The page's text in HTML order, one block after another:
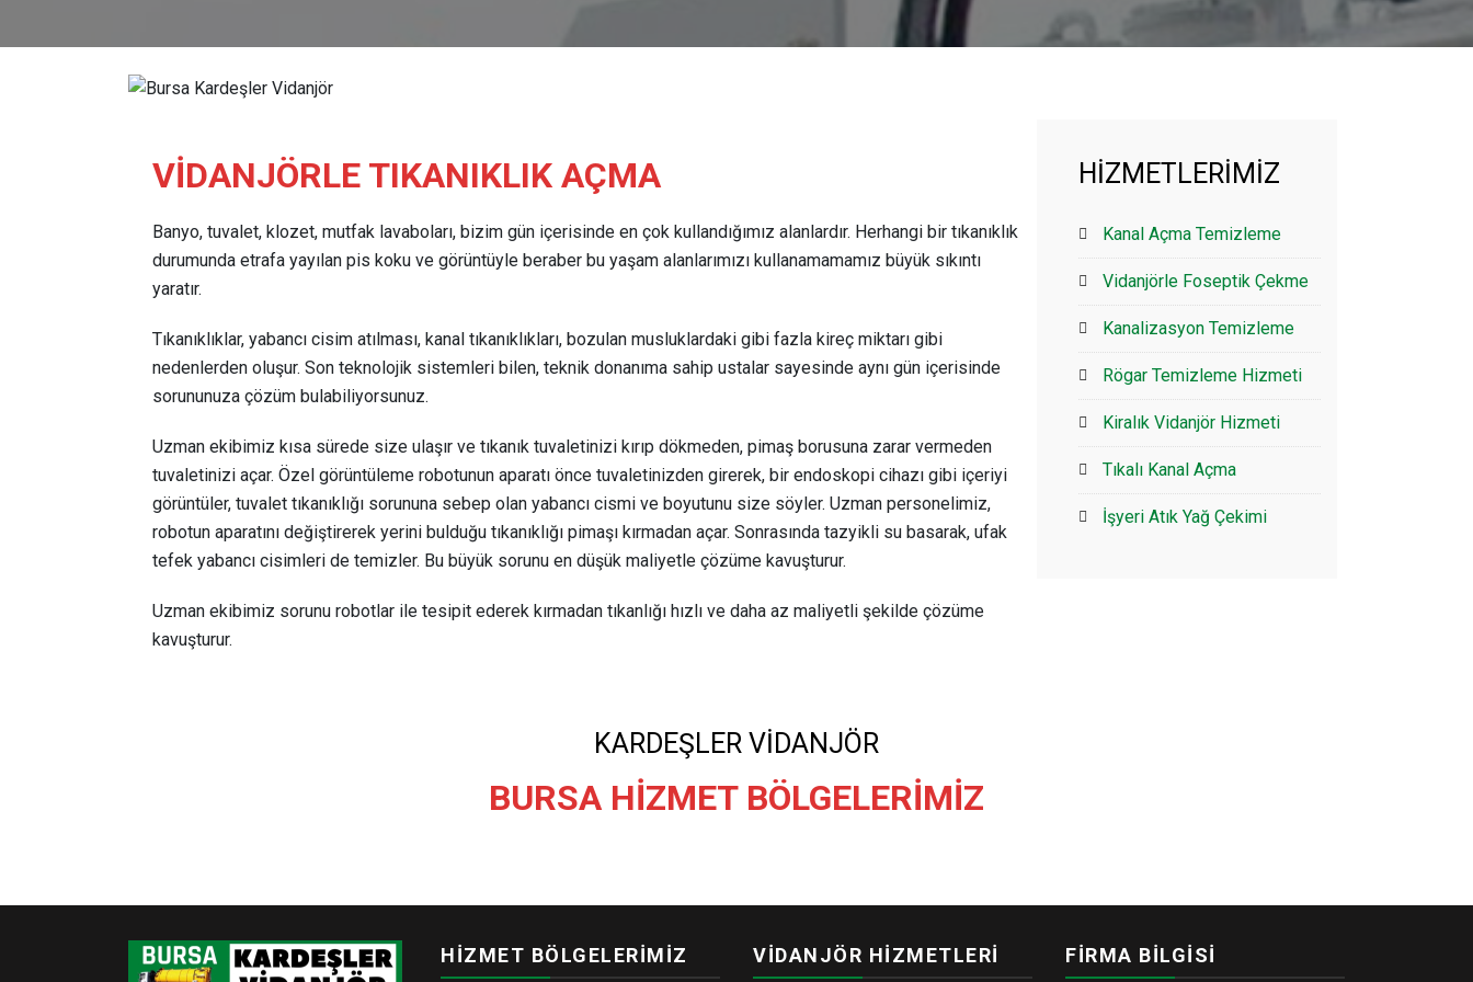
VİDANJÖRLE TIKANIKLIK AÇMA
Banyo, tuvalet, klozet, mutfak lavaboları, bizim gün içerisinde en çok kullandığımız alanlardır. Herhangi bir tıkanıklık
durumunda etrafa yayılan pis koku ve görüntüyle beraber bu yaşam alanlarımızı kullanamamamız büyük sıkıntı
yaratır.
Tıkanıklıklar, yabancı cisim atılması, kanal tıkanıklıkları, bozulan musluklardaki gibi fazla kireç miktarı gibi
nedenlerden oluşur. Son teknolojik sistemleri bilen, teknik donanıma sahip ustalar sayesinde aynı gün içerisinde
sorununuza çözüm bulabiliyorsunuz.
Uzman ekibimiz kısa sürede size ulaşır ve tıkanık tuvaletinizi kırıp dökmeden, pimaş borusuna zarar vermeden
tuvaletinizi açar. Özel görüntüleme robotunun aparatı önce tuvaletinizden girerek, bir endoskopi cihazı gibi içeriyi
görüntüler, tuvalet tıkanıklığı sorununa sebep olan yabancı cismi ve boyutunu size söyler. Uzman personelimiz,
robotun aparatını değiştirerek yerini bulduğu tıkanıklığı pimaşı kırmadan açar. Sonrasında tazyikli su basarak, ufak
tefek yabancı cisimleri de temizler. Bu büyük sorunu en düşük maliyetle çözüme kavuşturur.
Uzman ekibimiz sorunu robotlar ile tesipit ederek kırmadan tıkanlığı hızlı ve daha az maliyetli şekilde çözüme
kavuşturur.
HİZMETLERİMİZ
Kanal Açma Temizleme
Vidanjörle Foseptik Çekme
Kanalizasyon Temizleme
Rögar Temizleme Hizmeti
Kiralık Vidanjör Hizmeti
Tıkalı Kanal Açma
İşyeri Atık Yağ Çekimi
KARDEŞLER VİDANJÖR
BURSA HİZMET BÖLGELERİMİZ
HİZMET BÖLGELERİMİZ VİDANJÖR HİZMETLERİ FİRMA BİLGİSİ